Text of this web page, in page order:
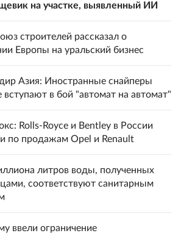
на участке, выявленный ИИ
строителей рассказал о
Европы на уральский бизнес
Азия: Иностранные снайперы
вступают в бой "автомат на автомат"
Rolls-Royce и Bentley в России
по продажам Opel и Renault
литров воды, полученных
соответствуют санитарным
ввели ограничение